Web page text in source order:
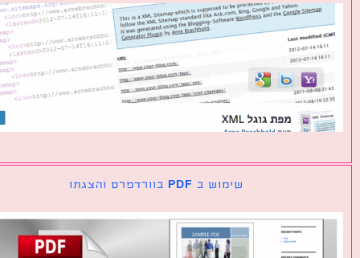
שימוש ב PDF בוורדפרס והצגתו